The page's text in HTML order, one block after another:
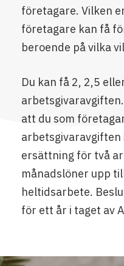
företagare. Vilken
företagare kan få
beroende på vilka
Du kan få 2, 2,5
att du som
arbetsgivaravgiften
ersättning för två
månadslöner upp
heltidsarbete.
för ett år i taget av